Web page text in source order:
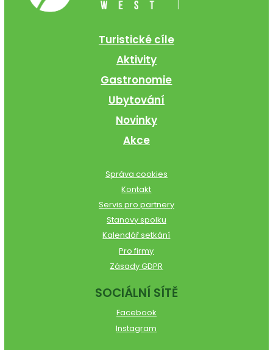
Turistické cíle
Aktivity
Gastronomie
Ubytování
Novinky
Akce
Správa cookies
Kontakt
Servis pro partnery
Stanovy spolku
Kalendář setkání
Pro firmy
Zásady GDPR
SOCIÁLNÍ SÍTĚ
Facebook
Instagram